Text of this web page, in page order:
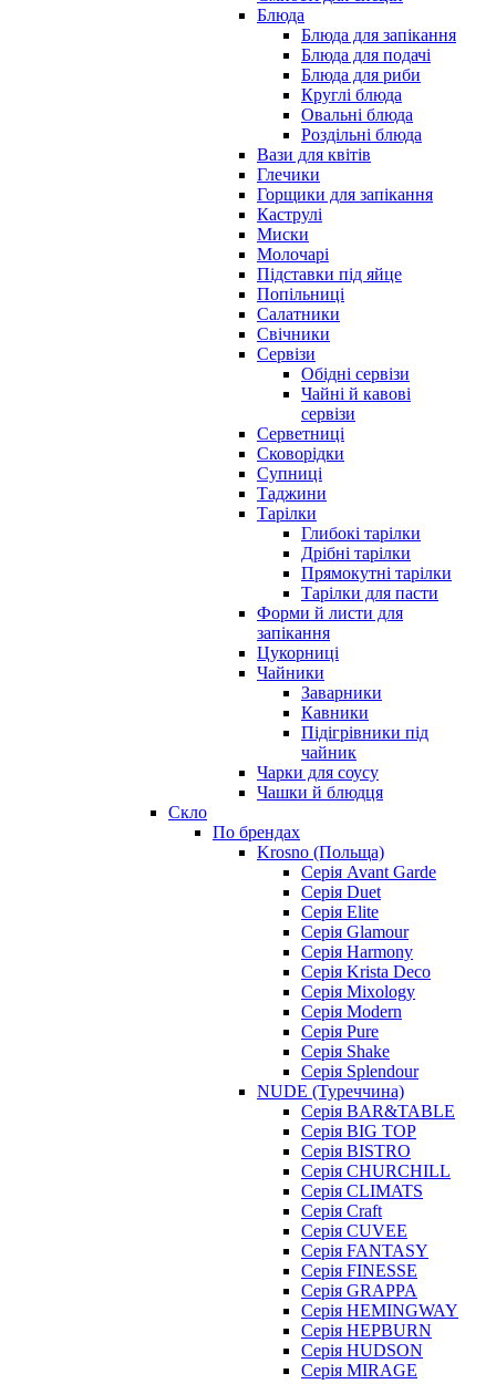
Блюда
Блюда для запікання
Блюда для подачі
Блюда для риби
Круглі блюда
Овальні блюда
Роздільні блюда
Вази для квітів
Глечики
Горщики для запікання
Каструлі
Миски
Молочарі
Підставки під яйце
Попільниці
Салатники
Свічники
Сервізи
Обідні сервізи
Чайні й кавові
сервізи
Серветниці
Сковорідки
Супниці
Таджини
Тарілки
Глибокі тарілки
Дрібні тарілки
Прямокутні тарілки
Тарілки для пасти
Форми й листи для
запікання
Цукорниці
Чайники
Заварники
Кавники
Підігрівники під
чайник
Чарки для соусу
Чашки й блюдця
Скло
По брендах
Krosno (Польща)
Серія Avant Garde
Серія Duet
Серія Elite
Серія Glamour
Серія Harmony
Серія Krista Deco
Серія Mixology
Серія Modern
Серія Pure
Серія Shake
Серія Splendour
NUDE (Туреччина)
Серія BAR&TABLE
Серія BIG TOP
Серія BISTRO
Серія CHURCHILL
Серія CLIMATS
Серія Craft
Серія CUVEE
Серія FANTASY
Серія FINESSE
Серія GRAPPA
Серія HEMINGWAY
Серія HEPBURN
Серія HUDSON
Серія MIRAGE